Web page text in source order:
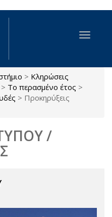
Toggle
> Κληρώσεις
> Το περασμένο έτος >
> Προκηρύξεις
/